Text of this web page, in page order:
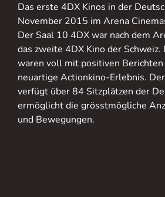
Das erste 4DX Kinos in der
November 2015 im Arena
Der Saal 10 4DX war nach dem
das zweite 4DX Kino der Schweiz.
waren voll mit positiven Berichten
neuartige Actionkino-Erlebnis.
verfügt über 84 Sitzplätzen der
ermöglicht die grösstmögliche
und Bewegungen.